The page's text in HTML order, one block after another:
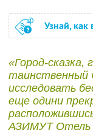
Узнай, как
«Город-
таинственный
исследовать
еще одини
АЗИМУТ Отель